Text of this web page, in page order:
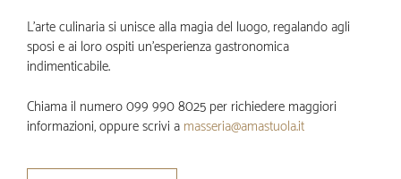
L’arte culinaria si unisce alla magia del luogo, regalando agli
sposi e ai loro ospiti un’esperienza gastronomica
indimenticabile.
Chiama il numero 099 990 8025 per richiedere maggiori
informazioni, oppure scrivi a masseria@amastuola.it